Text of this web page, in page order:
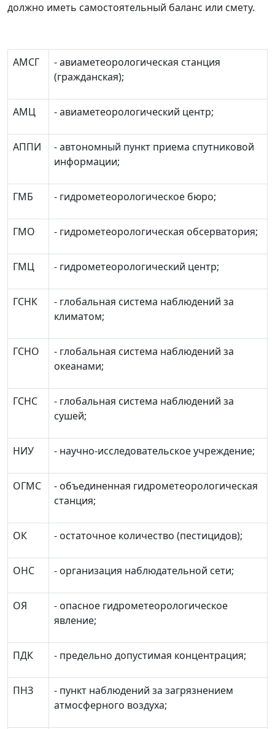
должно иметь самостоятельный баланс или смету.
АМСГ
- авиаметеорологическая станция
(гражданская);
АМЦ - авиаметеорологический центр;
АППИ
- автономный пункт приема спутниковой
информации;
ГМБ - гидрометеорологическое бюро;
ГМО - гидрометеорологическая обсерватория;
ГМЦ - гидрометеорологический центр;
ГСНК
- глобальная система наблюдений за
климатом;
ГСНО
- глобальная система наблюдений за
океанами;
ГСНС
- глобальная система наблюдений за
сушей;
НИУ - научно-исследовательское учреждение;
ОГМС
- объединенная гидрометеорологическая
станция;
OК - остаточное количество (пестицидов);
ОНС - организация наблюдательной сети;
ОЯ
- опасное гидрометеорологическое
явление;
ПДК - предельно допустимая концентрация;
ПНЗ
- пункт наблюдений за загрязнением
атмосферного воздуха;